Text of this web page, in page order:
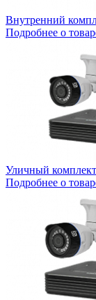
Внутренний
Подробнее о
Уличный
Подробнее о